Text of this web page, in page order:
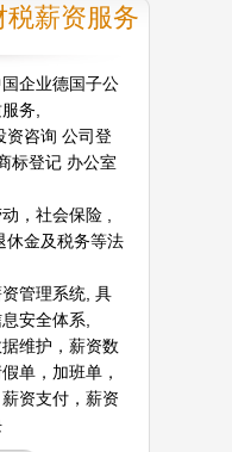
薪资服务
企业德国子公
务,
资咨询 公司登
标登记 办公室
，社会保险 ,
休金及税务等法
管理系统, 具
安全体系,
维护，薪资数
单，加班单，
资支付，薪资